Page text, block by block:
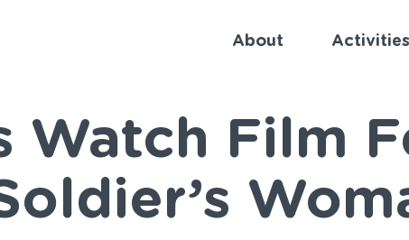
About Activities
Watch Film